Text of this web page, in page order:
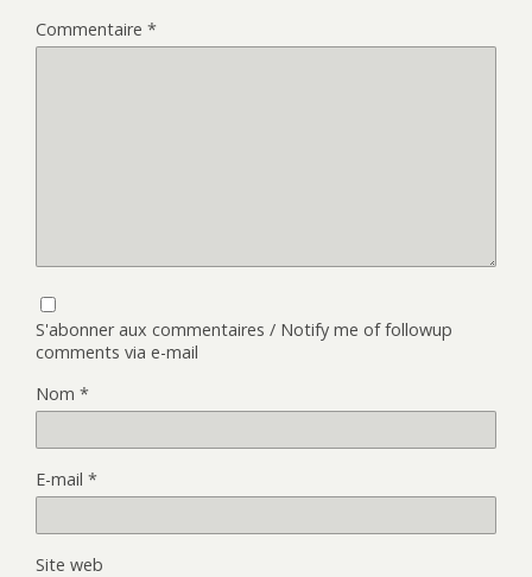
Commentaire *
S'abonner aux commentaires / Notify me of followup
comments via e-mail
Nom *
E-mail *
Site web